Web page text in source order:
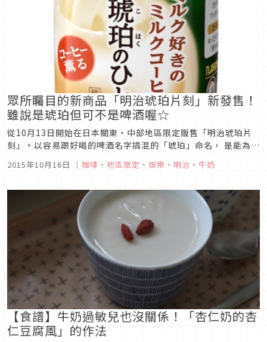
眾所矚目的新商品「明治琥珀片刻」新發售！
雖說是琥珀但可不是啤酒喔☆
從10月13日開始在日本關東・中部地區限定販售「明治琥珀片
刻」。以容易跟好喝的啤酒名字搞混的「琥珀」命名， 是能為乾
涸的內心帶來滋潤的「大人系」牛奶咖啡。【琥珀色的牛奶咖
啡】「明治琥珀片刻」可以同時感受「醇厚的口感與清新的餘
啡。以在去年秋天登場的...
2015年10月16日 ｜ 咖啡 、 地區限定 、 娛樂 、 明治 、 牛奶
【食譜】牛奶過敏兒也沒關係！「杏仁奶的杏
仁豆腐風」的作法